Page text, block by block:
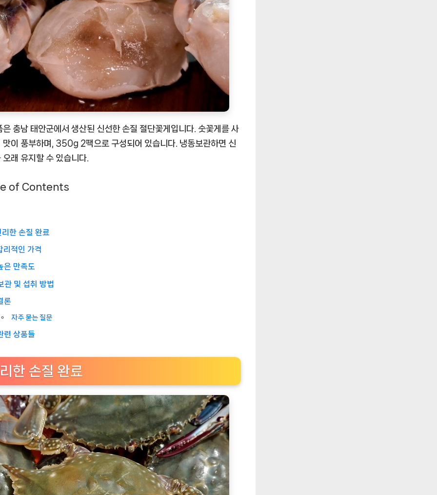
은 충남 태안군에서 생산된 신선한 손질 절단꽃게입니다. 숫꽃게를 사
맛이 풍부하며, 350g 2팩으로 구성되어 있습니다. 냉동보관하면 신
오래 유지할 수 있습니다.
of Contents
리한 손질 완료
리적인 가격
은 만족도
관 및 섭취 방법
론
자주 묻는 질문
련 상품들
한 손질 완료